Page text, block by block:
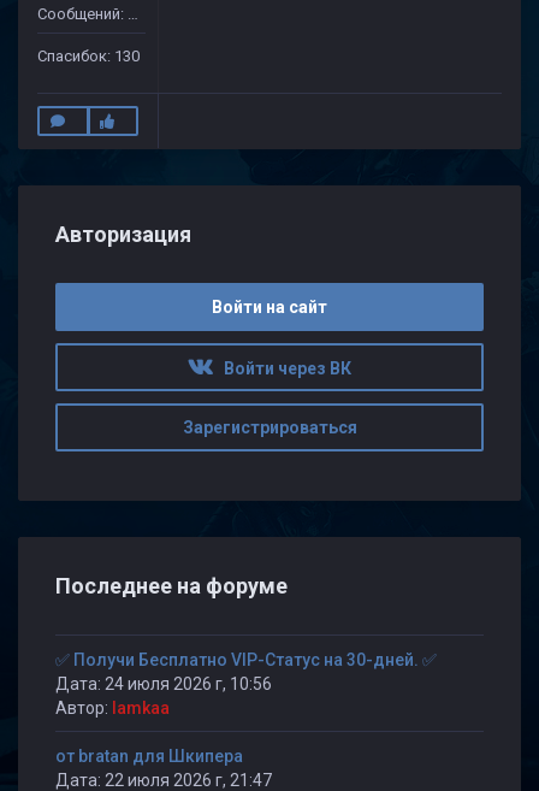
Сообщений: 632
Спасибок: 130
Авторизация
Войти на сайт
Войти через ВК
Зарегистрироваться
Последнее на форуме
✅ Получи Бесплатно VIP-Статус на 30-дней. ✅
Дата: 24 июля 2026 г, 10:56
Автор: lamkaa
от bratan для Шкипера
Дата: 22 июля 2026 г, 21:47